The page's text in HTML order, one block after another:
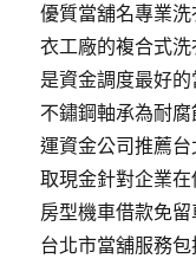
優質當舖名專業
衣工廠的複合式
是資金調度最好
不鏽鋼軸承為耐
運資金公司推薦
取現金針對企業
房型機車借款免
台北市當舖服務